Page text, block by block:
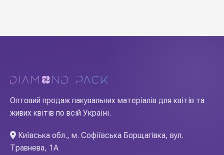
Оптовий продаж пакувальних матеріалів для квітів та
живих квітів по всій Україні.
Київська обл., м. Софіївська Борщагівка, вул.
Травнева, 1А